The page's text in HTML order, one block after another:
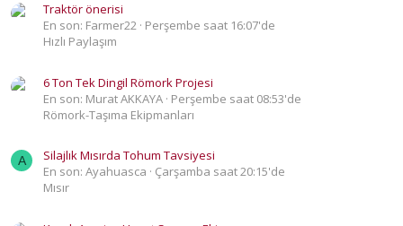
Traktör önerisi
En son: Farmer22 Perşembe saat 16:07'de
Hızlı Paylaşım
6 Ton Tek Dingil Römork Projesi
En son: Murat AKKAYA Perşembe saat 08:53'de
Römork-Taşıma Ekipmanları
A
Silajlık Mısırda Tohum Tavsiyesi
En son: Ayahuasca
Çarşamba saat 20:15'de
Mısır